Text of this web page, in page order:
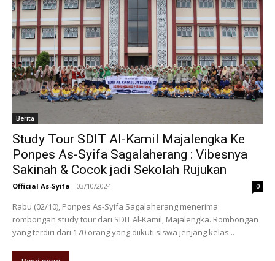
Berita
Study Tour SDIT Al-Kamil Majalengka Ke
Ponpes As-Syifa Sagalaherang : Vibesnya
Sakinah & Cocok jadi Sekolah Rujukan
Official As-Syifa - 03/10/2024 0
Rabu (02/10), Ponpes As-Syifa Sagalaherang menerima
rombongan study tour dari SDIT Al-Kamil, Majalengka. Rombongan
yang terdiri dari 170 orang yang diikuti siswa jenjang kelas...